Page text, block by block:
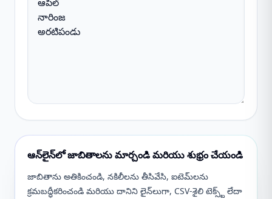
ఆన్‌లైన్‌లో జాబితాలను మార్చండి మరియు శుభ్రం చేయండి
జాబితాను అతికించండి, నకిలీలను తీసివేసి, ఐటెమ్‌లను
క్రమబద్ధీకరించండి మరియు దానిని లైన్‌లుగా, CSV-శైలి టెక్స్ట్ లేదా